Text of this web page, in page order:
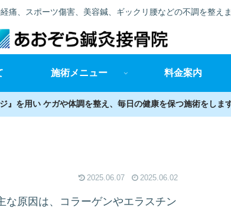
痛、スポーツ傷害、美容鍼、ギックリ腰などの不調を整えま
施術メニュー 料金案内
』を用い ケガや体調を整え、毎日の健康を保つ施術をします
2025.06.07 2025.06.02
な原因は、コラーゲンやエラスチン